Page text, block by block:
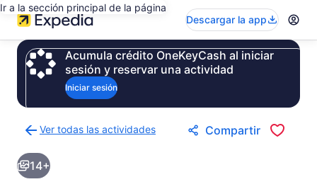
Ir a la sección principal de la página
Descargar la app
Acumula crédito OneKeyCash al iniciar
sesión y reservar una actividad
Iniciar sesión
Ver todas las actividades
a
la
página
Compartir
14+